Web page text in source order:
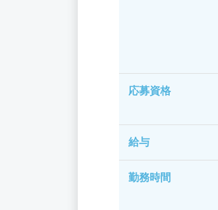
応募資格
給与
勤務時間